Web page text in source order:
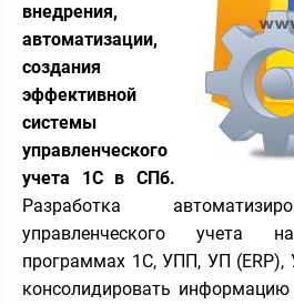
внедрения,
автоматизации,
создания
эффективной
системы
управленческого
учета 1С в СПб.
Разработка
управленческого учета
программах 1С, УПП, УП (ERP),
консолидировать